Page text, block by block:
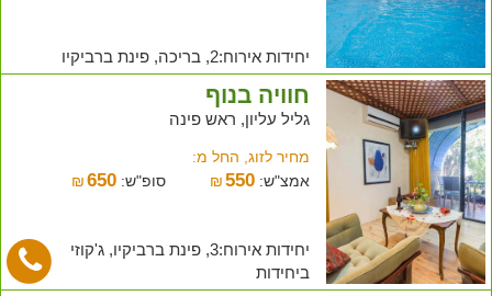
יחידות אירוח:2, בריכה, פינת ברביקיו
חוויה בנוף
גליל עליון, ראש פינה
מחיר לזוג, החל מ:
אמצ"ש:
₪550 סופ"ש: ₪ 650
יחידות אירוח:3, פינת ברביקיו, ג'קוזי
ביחידות